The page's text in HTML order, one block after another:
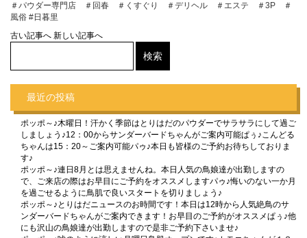
＃パウダー専門店 ＃回春 ＃くすぐり ＃デリヘル ＃エステ ＃3P ＃
風俗 #日暮里
古い記事へ 新しい記事へ
最近の投稿
ポッポ～♪木曜日！汗かく季節はとりはだのパウダーでサラサラにして過ご
しましょう♪12：00からサンダーバードちゃんがご案内可能ぱぅ♪こんどる
ちゃんは15：20～ご案内可能パゥ♪本日も皆様のご予約お待ちしておりま
す♪
ポッポ～♪連日8月とは思えませんね。本日人気の鳥娘達が出勤しますの
で、ご来店の際はお早目にご予約をオススメしますパゥ♪悔いのない一か月
を過ごせるように鳥肌で良いスタートを切りましょう♪
ポッポ～♪とりはだニュースのお時間です！本日は12時から人気絶鳥のサ
ンダーバードちゃんがご案内できます！お早目のご予約がオススメぱぅ♪他
にも沢山の鳥娘達が出勤しますので是非ご予約下さいませ♪